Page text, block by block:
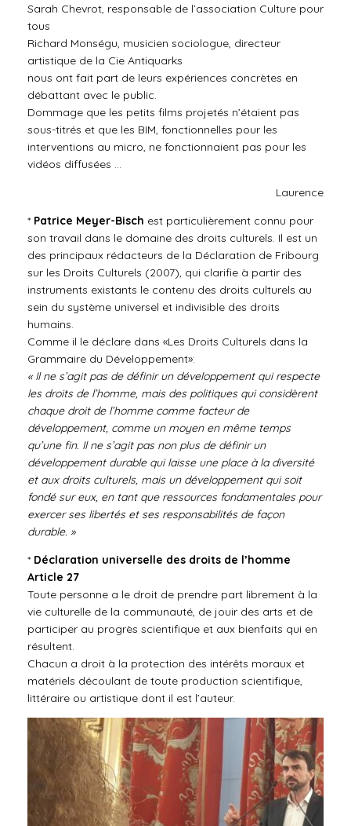
Sarah Chevrot, responsable de l’association Culture pour
tous
Richard Monségu, musicien sociologue, directeur
artistique de la Cie Antiquarks
nous ont fait part de leurs expériences concrètes en
débattant avec le public.
Dommage que les petits films projetés n’étaient pas
sous-titrés et que les BIM, fonctionnelles pour les
interventions au micro, ne fonctionnaient pas pour les
vidéos diffusées …
Laurence
* Patrice Meyer-Bisch est particulièrement connu pour
son travail dans le domaine des droits culturels. Il est un
des principaux rédacteurs de la Déclaration de Fribourg
sur les Droits Culturels (2007), qui clarifie à partir des
instruments existants le contenu des droits culturels au
sein du système universel et indivisible des droits
humains.
Comme il le déclare dans «Les Droits Culturels dans la
Grammaire du Développement»:
« Il ne s’agit pas de définir un développement qui respecte
les droits de l’homme, mais des politiques qui considèrent
chaque droit de l’homme comme facteur de
développement, comme un moyen en même temps
qu’une fin. Il ne s’agit pas non plus de définir un
développement durable qui laisse une place à la diversité
et aux droits culturels, mais un développement qui soit
fondé sur eux, en tant que ressources fondamentales pour
exercer ses libertés et ses responsabilités de façon
durable. »
* Déclaration universelle des droits de l’homme
Article 27
Toute personne a le droit de prendre part librement à la
vie culturelle de la communauté, de jouir des arts et de
participer au progrès scientifique et aux bienfaits qui en
résultent.
Chacun a droit à la protection des intérêts moraux et
matériels découlant de toute production scientifique,
littéraire ou artistique dont il est l’auteur.